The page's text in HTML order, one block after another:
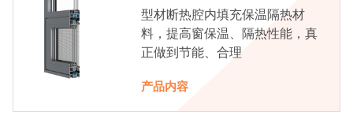
统
型材断热腔内填充保温隔热材
料，提高窗保温、隔热性能，真
正做到节能、合理
产品内容